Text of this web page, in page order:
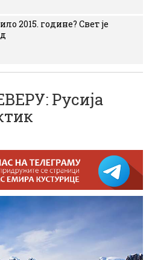
2015. године? Свет је
Русија